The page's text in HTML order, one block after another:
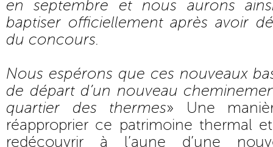
en septembre et nous aurons
baptiser officiellement après avoir
du concours.
Nous espérons que ces nouveaux
de départ d’un nouveau
quartier des thermes» Une
réapproprier ce patrimoine thermal
redécouvrir à l’aune d’une